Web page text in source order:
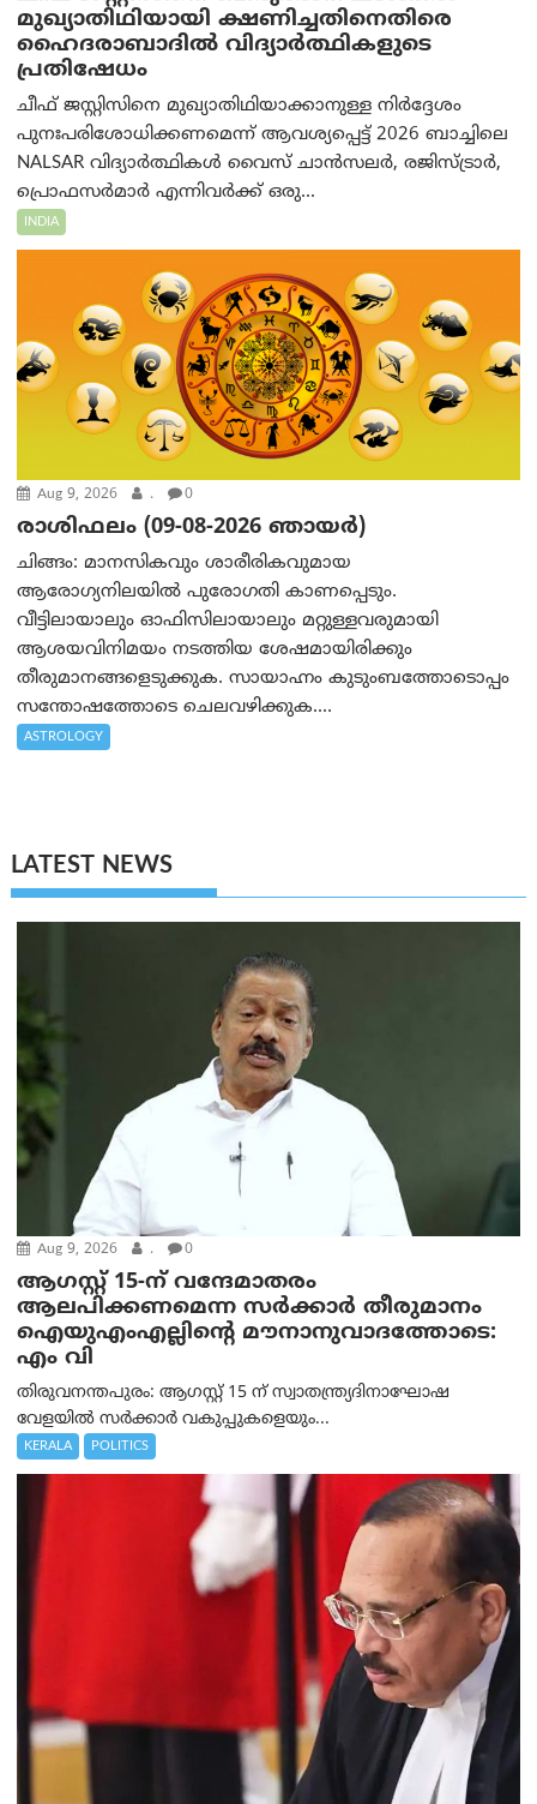
മുഖ്യാതിഥിയായി ക്ഷണിച്ചതിനെതിരെ
ഹൈദരാബാദില്‍ വിദ്യാർത്ഥികളുടെ
പ്രതിഷേധം
ചീഫ് ജസ്റ്റിസിനെ മുഖ്യാതിഥിയാക്കാനുള്ള നിർദ്ദേശം
പുനഃപരിശോധിക്കണമെന്ന് ആവശ്യപ്പെട്ട് 2026 ബാച്ചിലെ
NALSAR വിദ്യാർത്ഥികൾ വൈസ് ചാൻസലർ, രജിസ്ട്രാർ,
പ്രൊഫസർമാർ എന്നിവർക്ക് ഒരു...
INDIA
Aug 9, 2026 . 0
രാശിഫലം (09-08-2026 ഞായര്‍)
ചിങ്ങം: മാനസികവും ശാരീരികവുമായ
ആരോഗ്യനിലയിൽ പുരോഗതി കാണപ്പെടും.
വീട്ടിലായാലും ഓഫിസിലായാലും മറ്റുള്ളവരുമായി
ആശയവിനിമയം നടത്തിയ ശേഷമായിരിക്കും
തീരുമാനങ്ങളെടുക്കുക. സായാഹ്നം കുടുംബത്തോടൊപ്പം
സന്തോഷത്തോടെ ചെലവഴിക്കുക....
ASTROLOGY
LATEST NEWS
Aug 9, 2026 . 0
ആഗസ്റ്റ് 15-ന് വന്ദേമാതരം
ആലപിക്കണമെന്ന സര്‍ക്കാര്‍ തീരുമാനം
ഐയുഎംഎല്ലിന്റെ മൗനാനുവാദത്തോടെ:
എം വി
തിരുവനന്തപുരം: ആഗസ്റ്റ് 15 ന് സ്വാതന്ത്ര്യദിനാഘോഷ
വേളയിൽ സർക്കാർ വകുപ്പുകളെയും...
KERALA POLITICS